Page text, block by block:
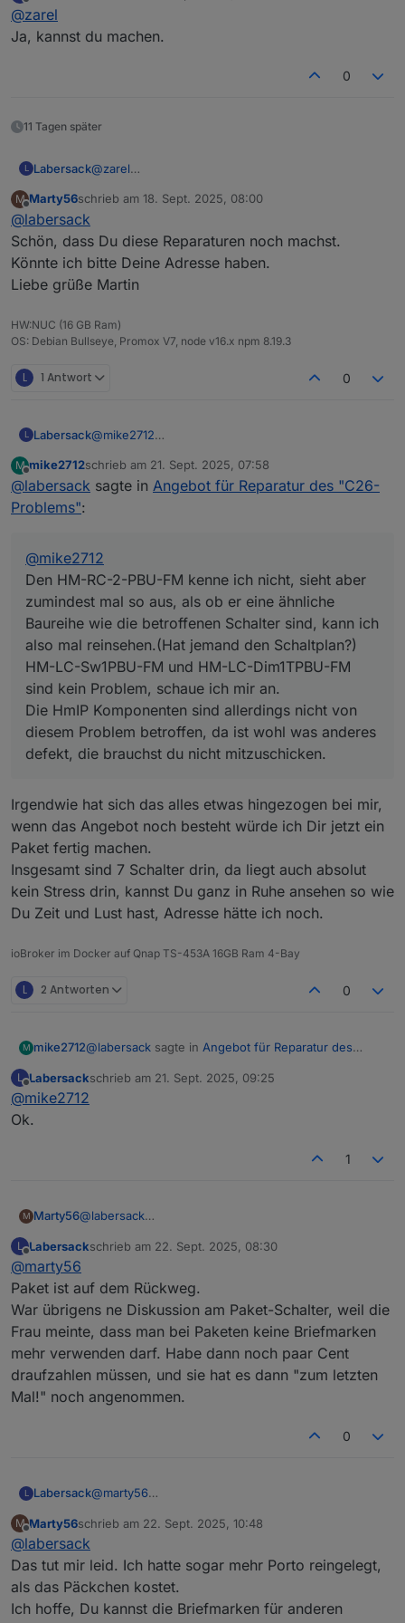
einfach schon zu alt, sieht man ja auch an der
Viele Grüße
Offline
@zarel
Ja, kannst du machen.
0
11 Tagen später
L Labersack@zarel
M
Offline
Marty56schrieb am 18. Sept. 2025, 08:00
zuletzt editiert von
@labersack
Schön, dass Du diese Reparaturen noch machst.
Könnte ich bitte Deine Adresse haben.
Liebe grüße Martin
HW:NUC (16 GB Ram)
OS: Debian Bullseye, Promox V7, node v16.x npm 8.19.3
L 1 Antwort 0
L Labersack@mike2712
zumindest mal so aus, als ob er eine ähnliche
Baureihe wie die betroffenen Schalter sind, kann
Die HmIP Komponenten sind allerdings nicht von
diesem Problem betroffen, da ist wohl was anderes
defekt, die brauchst du nicht mitzuschicken.
M
Offline
mike2712schrieb am 21. Sept. 2025, 07:58
zuletzt editiert von
@labersack sagte in Angebot für Reparatur des "C26-
Problems":
@mike2712
Den HM-RC-2-PBU-FM kenne ich nicht, sieht aber
zumindest mal so aus, als ob er eine ähnliche
Baureihe wie die betroffenen Schalter sind, kann ich
also mal reinsehen.(Hat jemand den Schaltplan?)
HM-LC-Sw1PBU-FM und HM-LC-Dim1TPBU-FM
sind kein Problem, schaue ich mir an.
Die HmIP Komponenten sind allerdings nicht von
diesem Problem betroffen, da ist wohl was anderes
defekt, die brauchst du nicht mitzuschicken.
Irgendwie hat sich das alles etwas hingezogen bei mir,
wenn das Angebot noch besteht würde ich Dir jetzt ein
Paket fertig machen.
Insgesamt sind 7 Schalter drin, da liegt auch absolut
kein Stress drin, kannst Du ganz in Ruhe ansehen so wie
Du Zeit und Lust hast, Adresse hätte ich noch.
ioBroker im Docker auf Qnap TS-453A 16GB Ram 4-Bay
L 2 Antworten 0
M mike2712@labersack sagte in Angebot für Reparatur des
sind, kann ich also mal reinsehen.(Hat jemand
sind kein Problem, schaue ich mir an.
von diesem Problem betroffen, da ist wohl was
mitzuschicken.
wie Du Zeit und Lust hast, Adresse hätte ich noch.
L
Offline
Labersackschrieb am 21. Sept. 2025, 09:25
zuletzt editiert von
@mike2712
Ok.
1
M Marty56@labersack
Könnte ich bitte Deine Adresse haben.
Liebe grüße Martin
L
Offline
Labersackschrieb am 22. Sept. 2025, 08:30
zuletzt editiert von
@marty56
Paket ist auf dem Rückweg.
War übrigens ne Diskussion am Paket-Schalter, weil die
Frau meinte, dass man bei Paketen keine Briefmarken
mehr verwenden darf. Habe dann noch paar Cent
draufzahlen müssen, und sie hat es dann "zum letzten
Mal!" noch angenommen.
0
L Labersack@marty56
War übrigens ne Diskussion am Paket-Schalter, weil
Briefmarken mehr verwenden darf. Habe dann noch
paar Cent draufzahlen müssen, und sie hat es dann
"zum letzten Mal!" noch angenommen.
M
Offline
Marty56schrieb am 22. Sept. 2025, 10:48
zuletzt editiert von
@labersack
Das tut mir leid. Ich hatte sogar mehr Porto reingelegt,
als das Päckchen kostet.
Ich hoffe, Du kannst die Briefmarken für anderen